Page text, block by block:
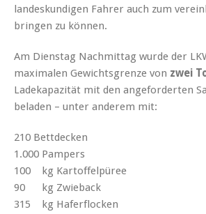
landeskundigen Fahrer auch zum
bringen zu können.
Am Dienstag Nachmittag wurde der
maximalen Gewichtsgrenze von zwei
Ladekapazität mit den angeforderten
beladen – unter anderem mit:
210 Bettdecken
1.000 Pampers
100 kg Kartoffelpüree
90 kg Zwieback
315 kg Haferflocken